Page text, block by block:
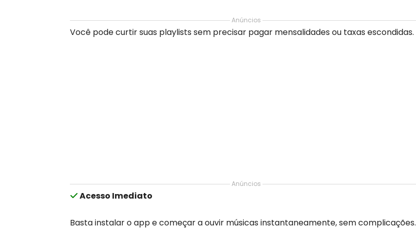
Anúncios
Você pode curtir suas playlists sem precisar pagar mensalidades ou taxas escondidas.
Anúncios
Acesso Imediato
Basta instalar o app e começar a ouvir músicas instantaneamente, sem complicações.